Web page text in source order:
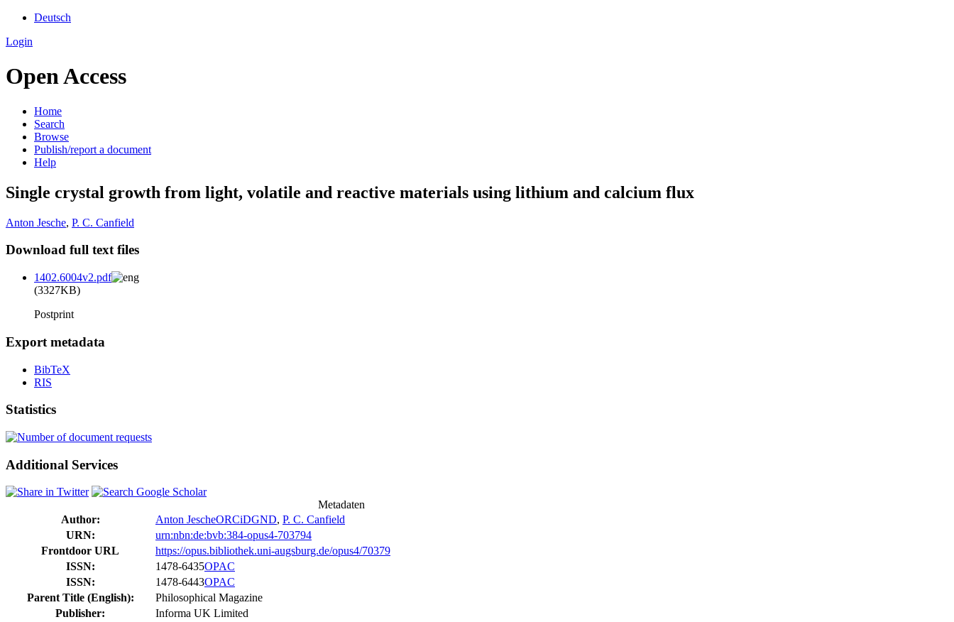
Deutsch
Login
Open Access
Home
Search
Browse
Publish/report a document
Help
Single crystal growth from light, volatile and reactive materials using lithium and calcium flux
Anton Jesche, P. C. Canfield
Download full text files
1402.6004v2.pdf
(3327KB)
Postprint
Export metadata
BibTeX
RIS
Statistics
Additional Services
Metadaten
Author:
Anton JescheORCiDGND, P. C. Canfield
URN:
urn:nbn:de:bvb:384-opus4-703794
Frontdoor URL
https://opus.bibliothek.uni-augsburg.de/opus4/70379
ISSN:
1478-6435OPAC
ISSN:
1478-6443OPAC
Parent Title (English):
Philosophical Magazine
Publisher:
Informa UK Limited